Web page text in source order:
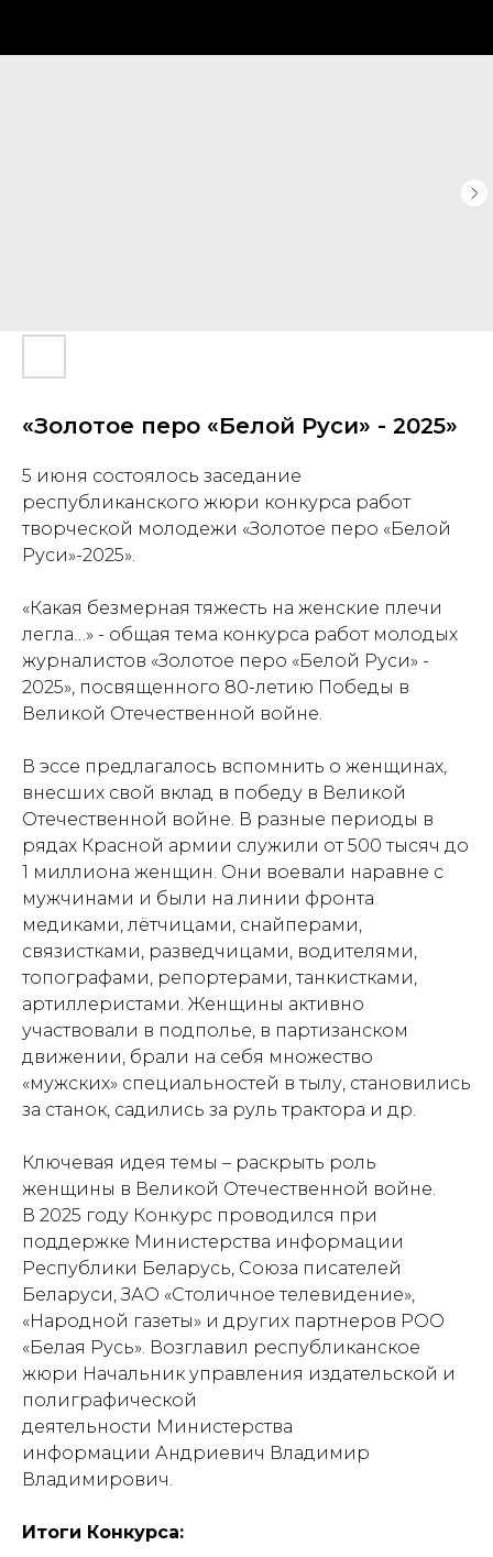
«Золотое перо «Белой Руси» - 2025»
5 июня состоялось заседание
республиканского жюри конкурса работ
творческой молодежи «Золотое перо «Белой
Руси»-2025».
«Какая безмерная тяжесть на женские плечи
легла…» - общая тема конкурса работ молодых
журналистов «Золотое перо «Белой Руси» -
2025», посвященного 80-летию Победы в
Великой Отечественной войне.
В эссе предлагалось вспомнить о женщинах,
внесших свой вклад в победу в Великой
Отечественной войне. В разные периоды в
рядах Красной армии служили от 500 тысяч до
1 миллиона женщин. Они воевали наравне с
мужчинами и были на линии фронта
медиками, лётчицами, снайперами,
связистками, разведчицами, водителями,
топографами, репортерами, танкистками,
артиллеристами. Женщины активно
участвовали в подполье, в партизанском
движении, брали на себя множество
«мужских» специальностей в тылу, становились
за станок, садились за руль трактора и др.
Ключевая идея темы – раскрыть роль
женщины в Великой Отечественной войне.
В 2025 году Конкурс проводился при
поддержке Министерства информации
Республики Беларусь, Союза писателей
Беларуси, ЗАО «Столичное телевидение»,
«Народной газеты» и других партнеров РОО
«Белая Русь». Возглавил республиканское
жюри Начальник управления издательской и
полиграфической
деятельности Министерства
информации Андриевич Владимир
Владимирович.
Итоги Конкурса: